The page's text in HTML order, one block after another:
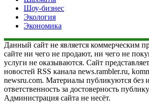
Шоу-бизнес
Экология
Экономика
Данный сайт не является коммерческим
сайте ни чего не продают, ни чего не
услуги не оказываются. Сайт
новостей RSS канала news.rambler.ru,
newsru.com. Материалы публикуются без
ответственность за достоверность
Администрация сайта не несёт.